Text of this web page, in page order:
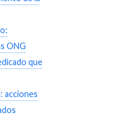
ONG
que
acciones